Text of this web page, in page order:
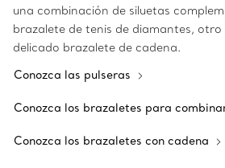
una combinación de siluetas
brazalete de tenis de diamantes, otro
delicado brazalete de cadena.
Conozca las pulseras
Conozca los brazaletes para
Conozca los brazaletes con cadena